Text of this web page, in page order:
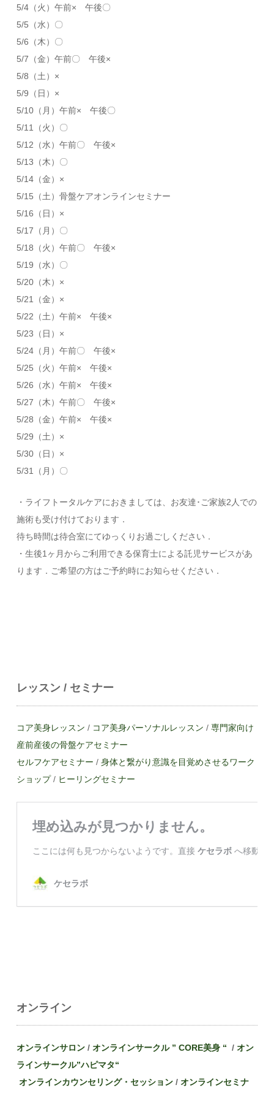
5/4（火）午前× 午後〇
5/5（水）〇
5/6（木）〇
5/7（金）午前〇 午後×
5/8（土）×
5/9（日）×
5/10（月）午前× 午後〇
5/11（火）〇
5/12（水）午前〇 午後×
5/13（木）〇
5/14（金）×
5/15（土）骨盤ケアオンラインセミナー
5/16（日）×
5/17（月）〇
5/18（火）午前〇 午後×
5/19（水）〇
5/20（木）×
5/21（金）×
5/22（土）午前× 午後×
5/23（日）×
5/24（月）午前〇 午後×
5/25（火）午前× 午後×
5/26（水）午前× 午後×
5/27（木）午前〇 午後×
5/28（金）午前× 午後×
5/29（土）×
5/30（日）×
5/31（月）〇
・ライフトータルケアにおきましては、お友達･ご家族2人での
施術も受け付けております．
待ち時間は待合室にてゆっくりお過ごしください．
・生後1ヶ月からご利用できる保育士による託児サービスがあ
ります．ご希望の方はご予約時にお知らせください．
レッスン / セミナー
コア美身レッスン / コア美身パーソナルレッスン / 専門家向け
産前産後の骨盤ケアセミナー
セルフケアセミナー /身体と繋がり意識を目覚めさせるワーク
ショップ/ ヒーリングセミナー
オンライン
オンラインサロン /オンラインサークル ” CORE美身 “ /オン
ラインサークル”ハピマタ“
オンラインカウンセリング・セッション /オンラインセミナ